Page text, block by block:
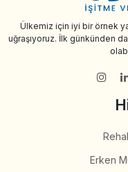
Ülkemiz için iyi bir örnek
uğraşıyoruz. İlk günkünden
Erken